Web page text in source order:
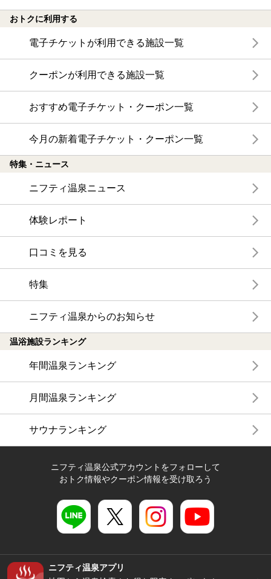
おトクに利用する
電子チケットが利用できる施設一覧
クーポンが利用できる施設一覧
おすすめ電子チケット・クーポン一覧
今月の新着電子チケット・クーポン一覧
特集・ニュース
ニフティ温泉ニュース
体験レポート
口コミを見る
特集
ニフティ温泉からのお知らせ
温浴施設ランキング
年間温泉ランキング
月間温泉ランキング
サウナランキング
ニフティ温泉公式アカウントをフォローして
おトク情報やクーポン情報を受け取ろう
ニフティ温泉アプリ